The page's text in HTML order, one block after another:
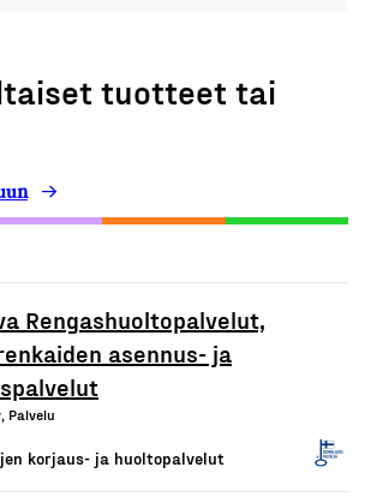
tuotteet tai
Rengashuoltopalvelut,
asennus- ja
Palvelu
korjaus- ja huoltopalvelut